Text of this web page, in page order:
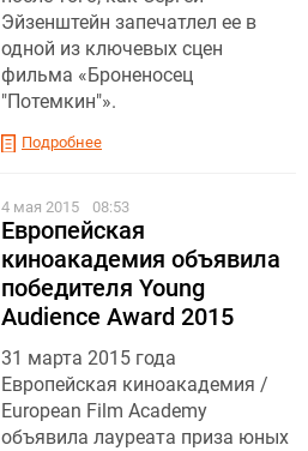
Эйзенштейн запечатлел ее в
одной из ключевых сцен
фильма «Броненосец
"Потемкин"».
Подробнее
4 мая 2015 08:53
Европейская
киноакадемия объявила
победителя Young
Audience Award 2015
31 марта 2015 года
Европейская киноакадемия /
European Film Academy
объявила лауреата приза юных